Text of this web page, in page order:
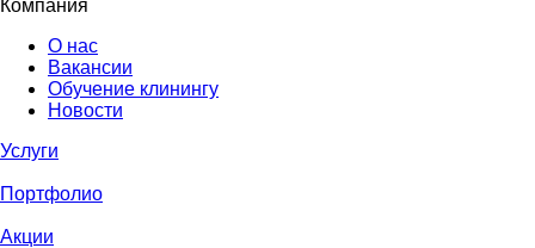
Компания
О нас
Вакансии
Обучение клинингу
Новости
Услуги
Портфолио
Акции